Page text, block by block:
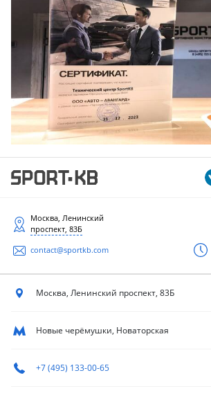
Москва, Ленинский
проспект, 83Б
contact@sportkb.com
Москва, Ленинский проспект, 83Б
Новые черёмушки, Новаторская
+7 (495) 133-00-65